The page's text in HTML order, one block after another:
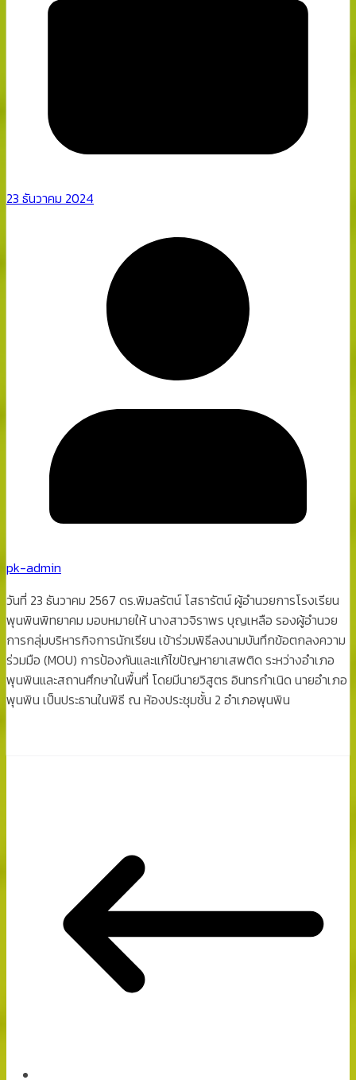
23 ธันวาคม 2024
pk-admin
วันที่ 23 ธันวาคม 2567 ดร.พิมลรัตน์ โสธารัตน์ ผู้อำนวยการโรงเรียน
พุนพินพิทยาคม มอบหมายให้ นางสาวจิราพร บุญเหลือ รองผู้อำนวย
การกลุ่มบริหารกิจการนักเรียน เข้าร่วมพิธีลงนามบันทึกข้อตกลงความ
ร่วมมือ (MOU) การป้องกันและแก้ไขปัญหายาเสพติด ระหว่างอำเภอ
พุนพินและสถานศึกษาในพื้นที่ โดยมีนายวิสูตร อินทรกำเนิด นายอำเภอ
พุนพิน เป็นประธานในพิธี ณ ห้องประชุมชั้น 2 อำเภอพุนพิน